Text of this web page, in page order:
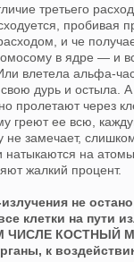
третьего
пробивая
и че
в ядре — и
влетела альфа-
дурь и остыла.
пролетают через
греют ее всю,
не замечает,
натыкаются на
жалкий процент.
не
клетки на пути
ЧИСЛЕ КОСТНЫЙ
к